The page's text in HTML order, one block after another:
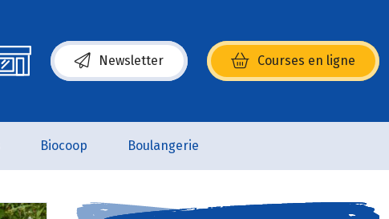
Newsletter Courses en ligne
(s’ouvre dans une nouvelle fenêtre)
Biocoop Boulangerie